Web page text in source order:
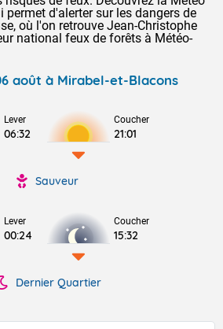
permet d'alerter sur les dangers de
où l'on retrouve Jean-Christophe
national feux de forêts à Météo-
août à Mirabel-et-Blacons
Lever
06:32
Coucher
21:01
Sauveur
Lever
00:24
Coucher
15:32
Dernier Quartier